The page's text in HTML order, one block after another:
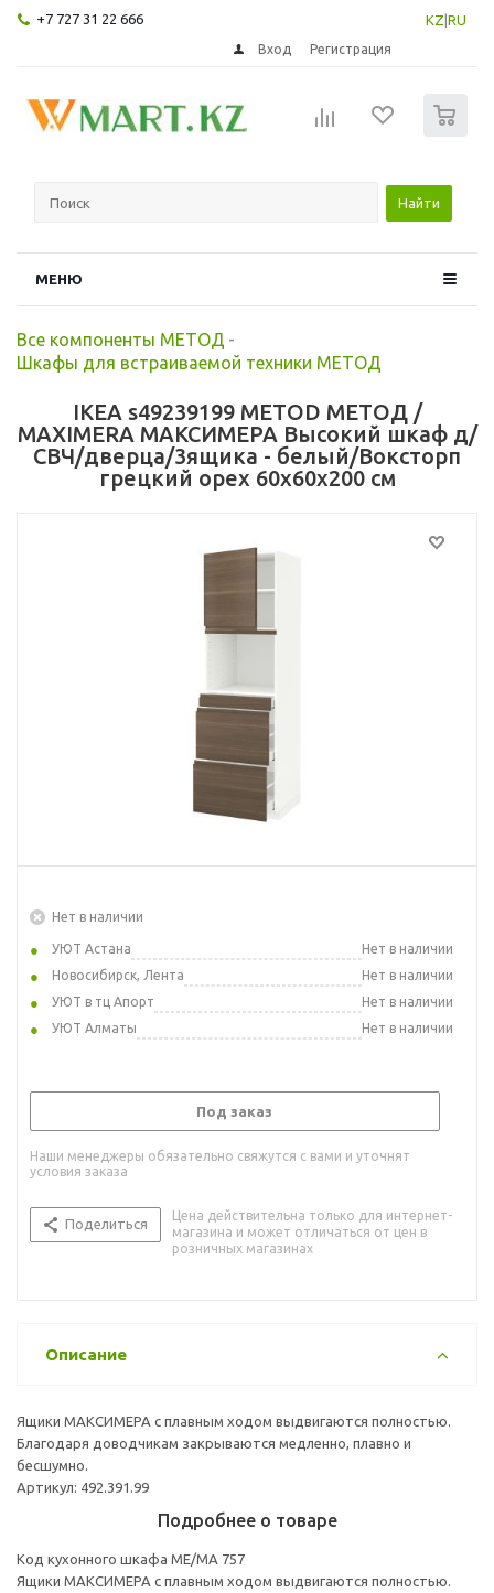
+7 727 31 22 666 KZ RU
Вход Регистрация
Найти
МЕНЮ
Все компоненты МЕТОД -
Шкафы для встраиваемой техники МЕТОД
IKEA s49239199 METOD МЕТОД /
MAXIMERA МАКСИМЕРА Высокий шкаф д/
СВЧ/дверца/3ящика - белый/Воксторп
грецкий орех 60x60x200 см
Нет в наличии
УЮТ Астана
Нет в наличии
Новосибирск, Лента
Нет в наличии
УЮТ в тц Апорт
Нет в наличии
УЮТ Алматы
Нет в наличии
Под заказ
Наши менеджеры обязательно свяжутся с вами и уточнят
условия заказа
Поделиться
Цена действительна только для интернет-
магазина и может отличаться от цен в
розничных магазинах
Описание
Ящики МАКСИМЕРА с плавным ходом выдвигаются полностью.
Благодаря доводчикам закрываются медленно, плавно и
бесшумно.
Артикул: 492.391.99
Подробнее о товаре
Код кухонного шкафа ME/MA 757
Ящики МАКСИМЕРА с плавным ходом выдвигаются полностью.